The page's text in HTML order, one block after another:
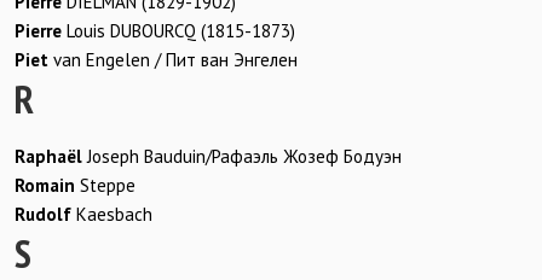
Pierre Louis DUBOURCQ (1815-1873)
Piet van Engelen / Пит ван Энгелен
R
RaphaëlJoseph Bauduin/Рафаэль Жозеф Бодуэн
Romain Steppe
Rudolf Kaesbach
S